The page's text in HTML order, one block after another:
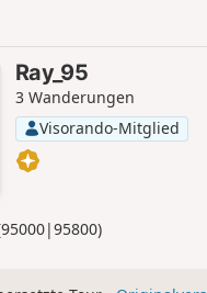
Ray_95
3 Wanderungen
Visorando-Mitglied